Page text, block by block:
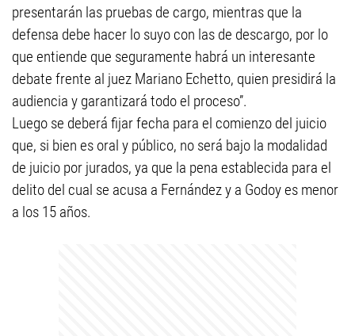
presentarán las pruebas de cargo, mientras que la
defensa debe hacer lo suyo con las de descargo, por lo
que entiende que seguramente habrá un interesante
debate frente al juez Mariano Echetto, quien presidirá la
audiencia y garantizará todo el proceso”.
Luego se deberá fijar fecha para el comienzo del juicio
que, si bien es oral y público, no será bajo la modalidad
de juicio por jurados, ya que la pena establecida para el
delito del cual se acusa a Fernández y a Godoy es menor
a los 15 años.